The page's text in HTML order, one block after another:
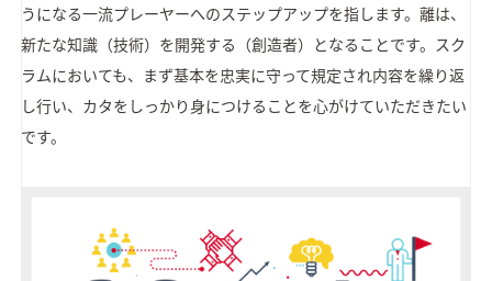
うになる一流プレーヤーへのステップアップを指します。離は、
新たな知識（技術）を開発する（創造者）となることです。スク
ラムにおいても、まず基本を忠実に守って規定され内容を繰り返
し行い、カタをしっかり身につけることを心がけていただきたい
です。